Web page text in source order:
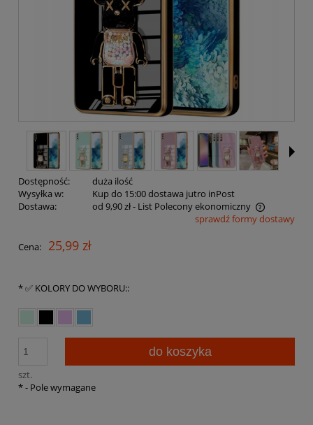
Dostępność:
duża ilość
Wysyłka w:
Kup do 15:00 dostawa jutro inPost
Dostawa:
od 9,90 zł- List Polecony ekonomiczny
Cena nie zawiera ewentualnych kosztów płatnościsprawdź formy dostawy
Cena: 25,99 zł
*✅ KOLORY DO WYBORU::
szt.
do koszyka
*- Pole wymagane